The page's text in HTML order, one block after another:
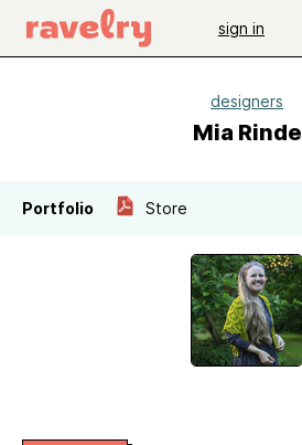
sign in
designers
Mia Rinde
Portfolio Store